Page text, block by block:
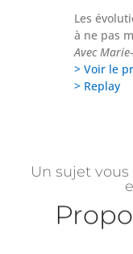
Les
à ne pas
Avec
> Voir le
> Replay
Un sujet